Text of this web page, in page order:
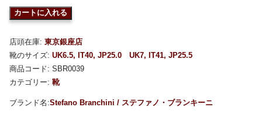
カートに入れる
店頭在庫: 東京銀座店
靴のサイズ: UK6.5, IT40, JP25.0
UK7, IT41, JP25.5
商品コード: SBR0039
カテゴリー: 靴
Stefano Branchini / ステファノ・ブランキーニ